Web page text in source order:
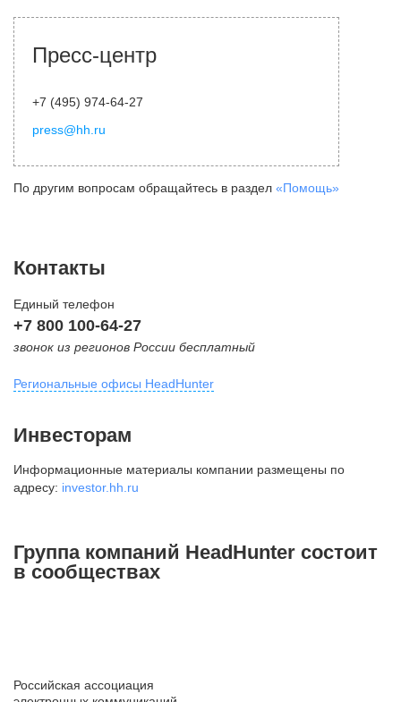
Пресс-центр
+7 (495) 974-64-27
press@hh.ru
По другим вопросам обращайтесь в раздел «Помощь»
Контакты
Единый телефон
+7 800 100-64-27
звонок из регионов России бесплатный
Региональные офисы HeadHunter
внутригородская территория
Муниципальный округ Тверской,
2-я Брестская ул., д. 48,
+7 495 980-64-27
ул. Жуковского, д. 19, особняк
Инвесторам
Информационные материалы компании размещены по
адресу: investor.hh.ru
Группа компаний HeadHunter состоит
в сообществах
Российская ассоциация